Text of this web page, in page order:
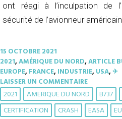
ont réagi à l’inculpation de
sécurité de l’avionneur
15 OCTOBRE 2021
2021,AMÉRIQUE DU NORD,ARTICLE
EUROPE,FRANCE,INDUSTRIE,USA,✈︎
LAISSER UN COMMENTAIRE
2021 AMERIQUE DU NORD B737
CERTIFICATION
CRASH EASA